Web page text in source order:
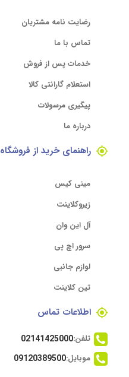
رضایت نامه مشتریان
تماس با ما
خدمات پس از فروش
استعلام گارانتی کالا
پیگیری مرسولات
درباره ما
راهنمای خرید از فروشگاه
مینی کیس
زیروکلاینت
آل این وان
سرور اچ پی
لوازم جانبی
تین کلاینت
اطلاعات تماس
تلفن:02141425000
موبایل:09120389500